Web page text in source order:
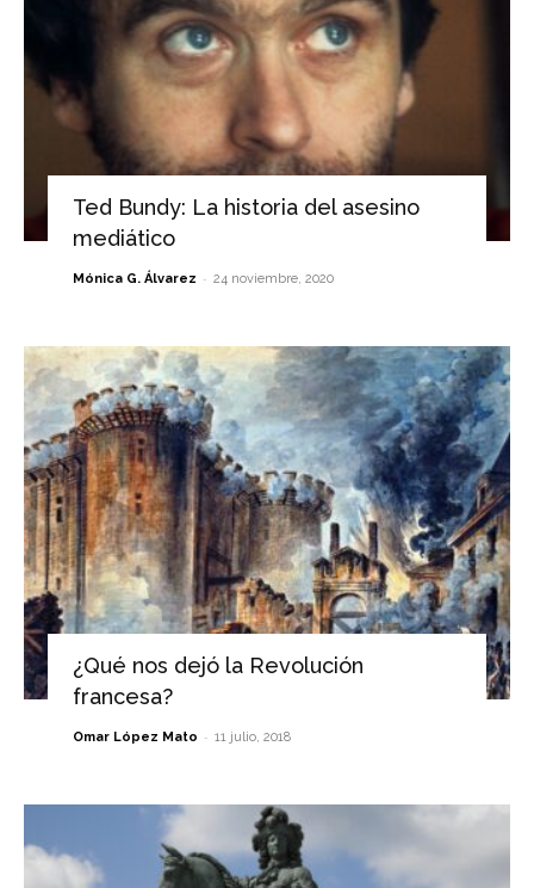
Ted Bundy: La historia del asesino
mediático
Mónica G. Álvarez - 24 noviembre, 2020
¿Qué nos dejó la Revolución
francesa?
Omar López Mato - 11 julio, 2018